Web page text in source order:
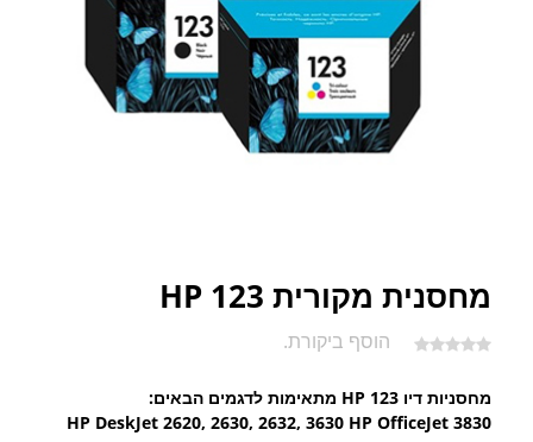
מחסנית מקורית HP 123
הוסף ביקורת.
מחסניות דיו HP 123 מתאימות לדגמים הבאים:
HP DeskJet 2620, 2630, 2632, 3630 HP OfficeJet 3830